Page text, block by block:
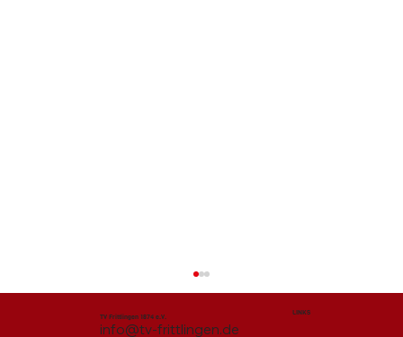
TV Frittlingen 1874 e.V.
info@tv-frittlingen.de
LINKS